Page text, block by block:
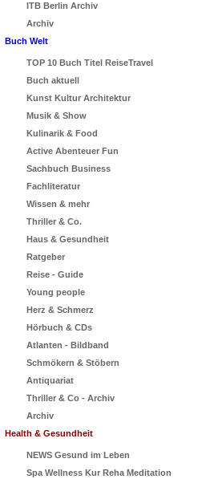
ITB Berlin Archiv
Archiv
Buch Welt
TOP 10 Buch Titel ReiseTravel
Buch aktuell
Kunst Kultur Architektur
Musik & Show
Kulinarik & Food
Active Abenteuer Fun
Sachbuch Business
Fachliteratur
Wissen & mehr
Thriller & Co.
Haus & Gesundheit
Ratgeber
Reise - Guide
Young people
Herz & Schmerz
Hörbuch & CDs
Atlanten - Bildband
Schmökern & Stöbern
Antiquariat
Thriller & Co - Archiv
Archiv
Health & Gesundheit
NEWS Gesund im Leben
Spa Wellness Kur Reha Meditation